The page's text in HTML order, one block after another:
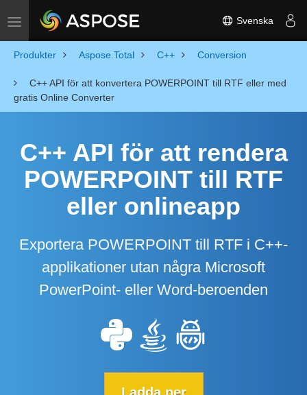
Toggle navigation Svenska
Produkter Aspose.Total C++ Conversion
C++ API för att konvertera POWERPOINT till RTF eller med
gratis Online Converter
C++ API för att rendera
POWERPOINT till RTF
eller onlineapp
Exportera POWERPOINT till RTF i C++-
applikationer utan några Microsoft
PowerPoint- eller Word-beroenden